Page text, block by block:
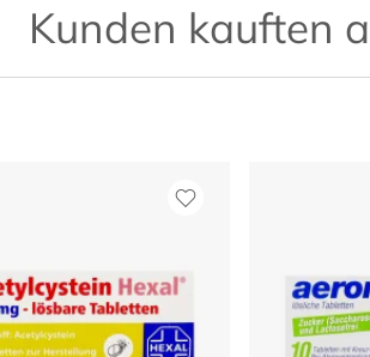
Kunden kauften